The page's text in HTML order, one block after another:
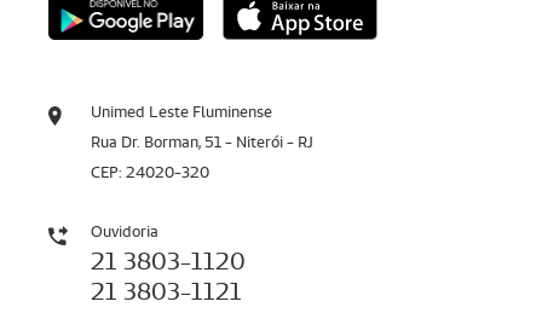
Unimed Leste Fluminense
Rua Dr. Borman, 51 - Niterói - RJ
CEP: 24020-320
Ouvidoria
21 3803-1120
21 3803-1121